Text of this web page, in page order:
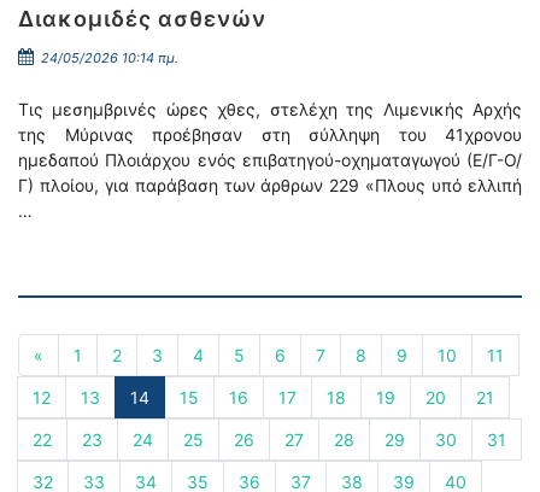
Διακομιδές ασθενών
24/05/2026 10:14 πμ.
Τις μεσημβρινές ώρες χθες, στελέχη της Λιμενικής Αρχής
της Μύρινας προέβησαν στη σύλληψη του 41χρονου
ημεδαπού Πλοιάρχου ενός επιβατηγού-οχηματαγωγού (Ε/Γ-Ο/
Γ) πλοίου, για παράβαση των άρθρων 229 «Πλους υπό ελλιπή
…
« 1 2 3 4 5 6 7 8 9 10 11
12 13 14 15 16 17 18 19 20 21
22 23 24 25 26 27 28 29 30 31
32 33 34 35 36 37 38 39 40